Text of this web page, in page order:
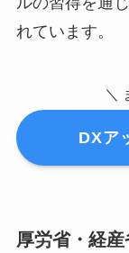
れています。
＼
DXア
厚労省・経